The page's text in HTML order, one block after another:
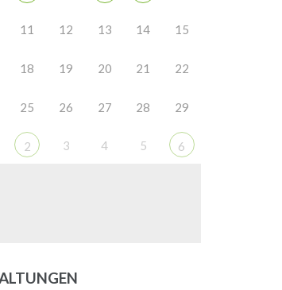
11 12 13 14 15
18 19 20 21 22
25 26 27 28 29
2 3 4 5 6